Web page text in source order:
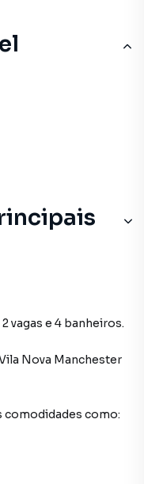
vagas e 4 banheiros.
Nova Manchester
comodidades como: